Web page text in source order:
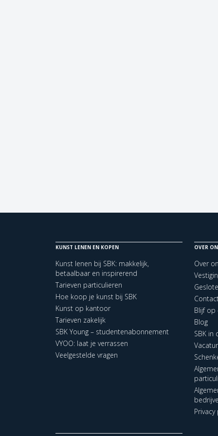
KUNST LENEN EN KOPEN
Kunst lenen bij SBK: makkelijk,
betaalbaar en inspirerend
Tarieven particulieren
Hoe koop je kunst bij SBK
Kunst op kantoor
Tarieven zakelijk
SBK Young – studentenabonnement
VYOO: laat je verrassen
Veelgestelde vragen
OVER
Over
Blijf op
Blog
SBK in